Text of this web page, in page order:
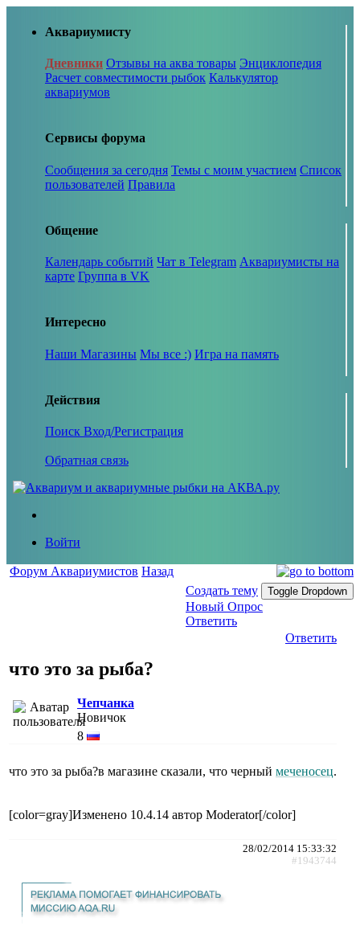
Аквариумисту
Дневники Отзывы на аква товары Энциклопедия
Расчет совместимости рыбок Калькулятор
аквариумов
Сервисы форума
Сообщения за сегодня Темы с моим участием Список
пользователей Правила
Общение
Календарь событий Чат в Telegram Аквариумисты на
карте Группа в VK
Интересно
Наши Магазины Мы все :) Игра на память
Действия
Поиск Вход/Регистрация
Обратная связь
Войти
Форум Аквариумистов Назад
Создать тему
Toggle Dropdown
Новый Опрос
Ответить
Ответить
что это за рыба?
Чепчанка
Новичок
8
что это за рыба?в магазине сказали, что черный меченосец.
[color=gray]Изменено 10.4.14 автор Moderator[/color]
28/02/2014 15:33:32
#1943744